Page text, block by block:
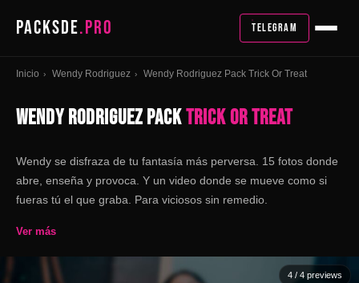
PACKSDE.PRO TELEGRAM
Inicio › Wendy Rodriguez › Wendy Rodriguez Pack Trick Or Treat
WENDY RODRIGUEZ PACKTRICK OR TREAT
Wendy se disfraza de tu fantasía más perversa. 15 fotos donde
abre, enseña y provoca. Y un video donde se mueve como si
fueras tú el que graba. Para viciosos sin remedio.
Ver más
4 / 4 previews